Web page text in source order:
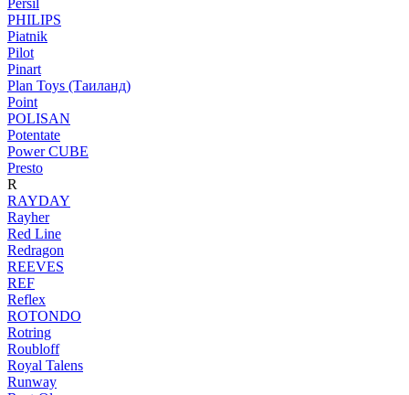
Persil
PHILIPS
Piatnik
Pilot
Pinart
Plan Toys (Таиланд)
Point
POLISAN
Potentate
Power CUBE
Presto
R
RAYDAY
Rayher
Red Line
Redragon
REEVES
REF
Reflex
ROTONDO
Rotring
Roubloff
Royal Talens
Runway